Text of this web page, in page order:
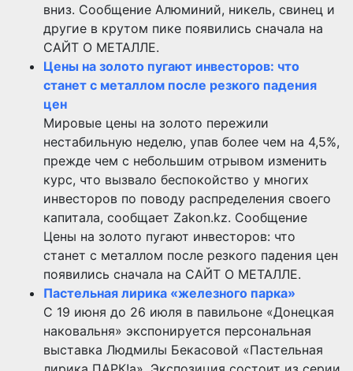
вниз. Сообщение Алюминий, никель, свинец и
другие в крутом пике появились сначала на
САЙТ О МЕТАЛЛЕ.
Цены на золото пугают инвесторов: что
станет с металлом после резкого падения
цен
Мировые цены на золото пережили
нестабильную неделю, упав более чем на 4,5%,
прежде чем с небольшим отрывом изменить
курс, что вызвало беспокойство у многих
инвесторов по поводу распределения своего
капитала, сообщает Zakon.kz. Сообщение
Цены на золото пугают инвесторов: что
станет с металлом после резкого падения цен
появились сначала на САЙТ О МЕТАЛЛЕ.
Пастельная лирика «железного парка»
С 19 июня до 26 июля в павильоне «Донецкая
наковальня» экспонируется персональная
выставка Людмилы Бекасовой «Пастельная